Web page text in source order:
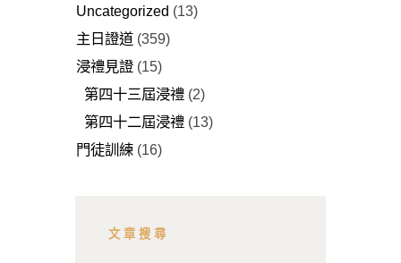
Uncategorized (13)
主日證道 (359)
浸禮見證 (15)
第四十三屆浸禮 (2)
第四十二屆浸禮 (13)
門徒訓練 (16)
文章搜尋